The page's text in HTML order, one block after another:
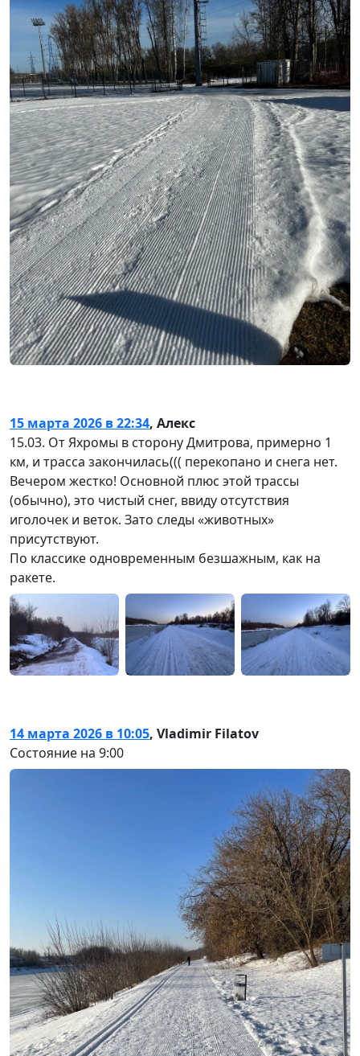
15 марта 2026 в 22:34, Алекс
15.03. От Яхромы в сторону Дмитрова, примерно 1
км, и трасса закончилась((( перекопано и снега нет.
Вечером жестко! Основной плюс этой трассы
(обычно), это чистый снег, ввиду отсутствия
иголочек и веток. Зато следы «животных»
присутствуют.
По классике одновременным безшажным, как на
ракете.
14 марта 2026 в 10:05, Vladimir Filatov
Состояние на 9:00